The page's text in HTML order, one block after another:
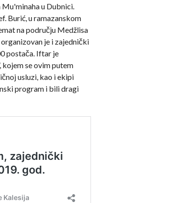
u Dubnici.
Burić, u ramazanskom
na području Medžlisa
je i zajednički
postača. Iftar je
kojem se ovim putem
usluzi, kao i ekipi
program i bili dragi